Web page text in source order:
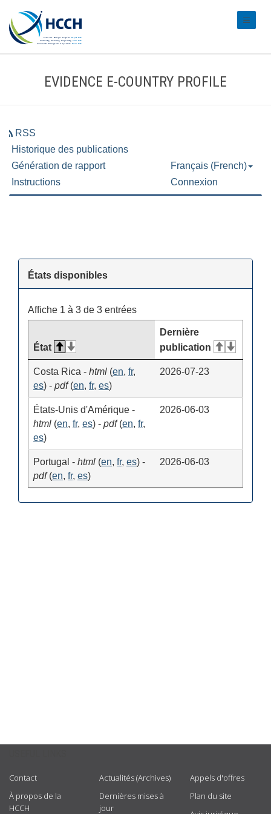
EVIDENCE E-COUNTRY PROFILE
Contact
À propos de la
HCCH
Actualités (Archives)
Dernières mises à
jour
Appels d'offres
Plan du site